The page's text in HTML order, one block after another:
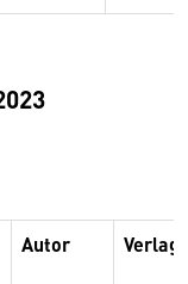
Autor Verlag